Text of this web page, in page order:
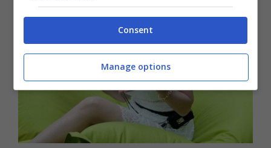
Consent
Manage options